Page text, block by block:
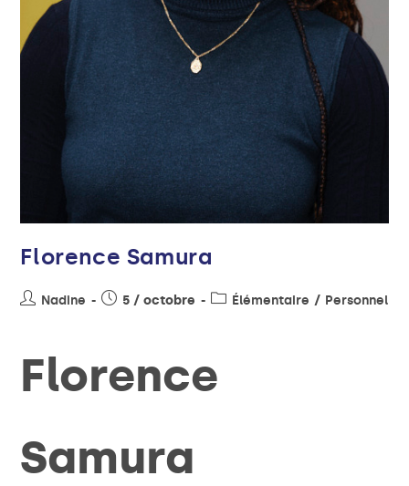
Florence Samura
Nadine 5 / octobre Élémentaire / Personnel
Florence
Samura